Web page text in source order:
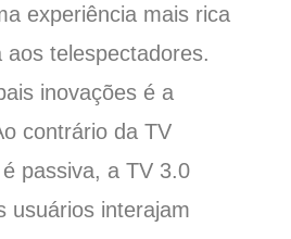
experiência mais rica
aos telespectadores.
inovações é a
contrário da TV
passiva, a TV 3.0
usuários interajam